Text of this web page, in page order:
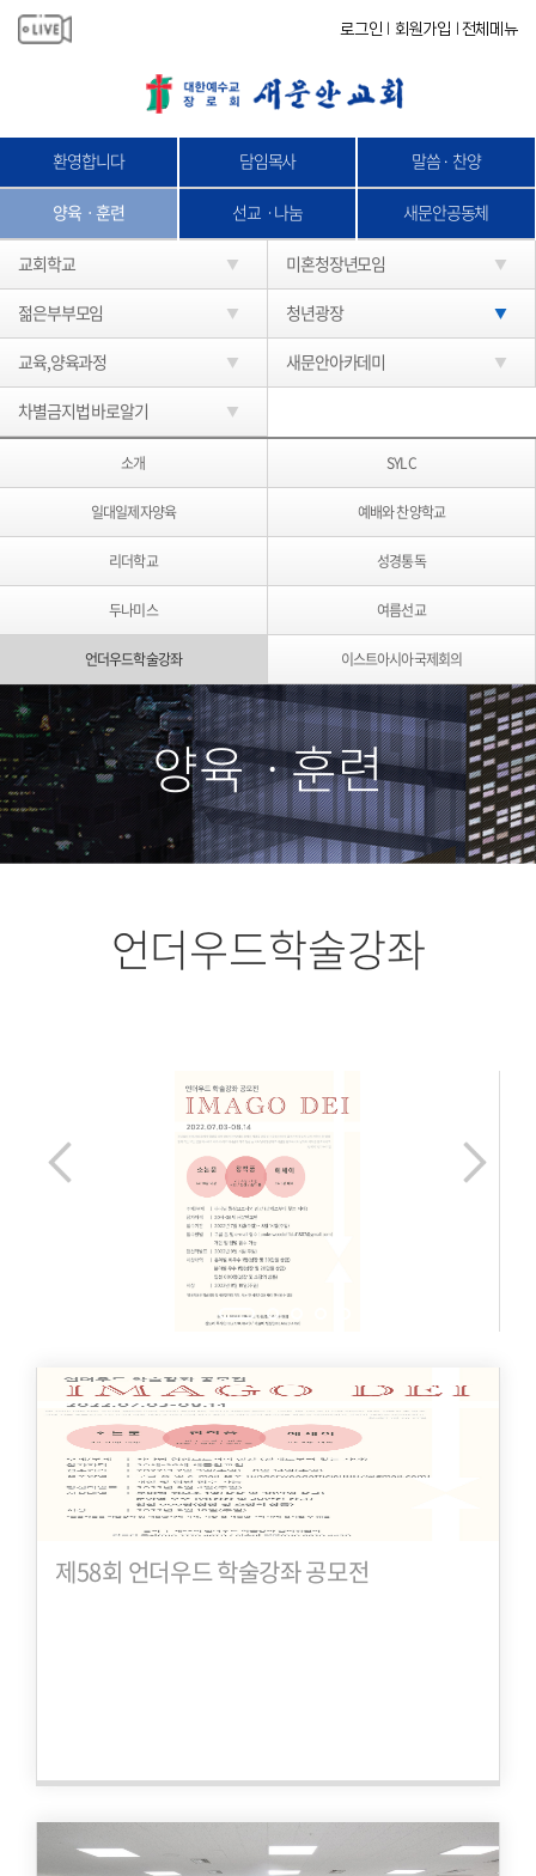
로그인 회원가입 전체메뉴
환영합니다 담임목사 말씀 · 찬양
양육ㆍ훈련
교회학교 미혼청장년모임
젊은부부모임 청년광장
소개 SYLC
일대일제자양육 예배와 찬양학교
리더학교 성경통독
두나미스 여름선교
언더우드학술강좌 이스트아시아국제회의
교육,양육과정 새문안아카데미
차별금지법 바로알기
선교ㆍ나눔 새문안공동체
양육ㆍ훈련
언더우드학술강좌
제58회 언더우드 학술강좌 공모전